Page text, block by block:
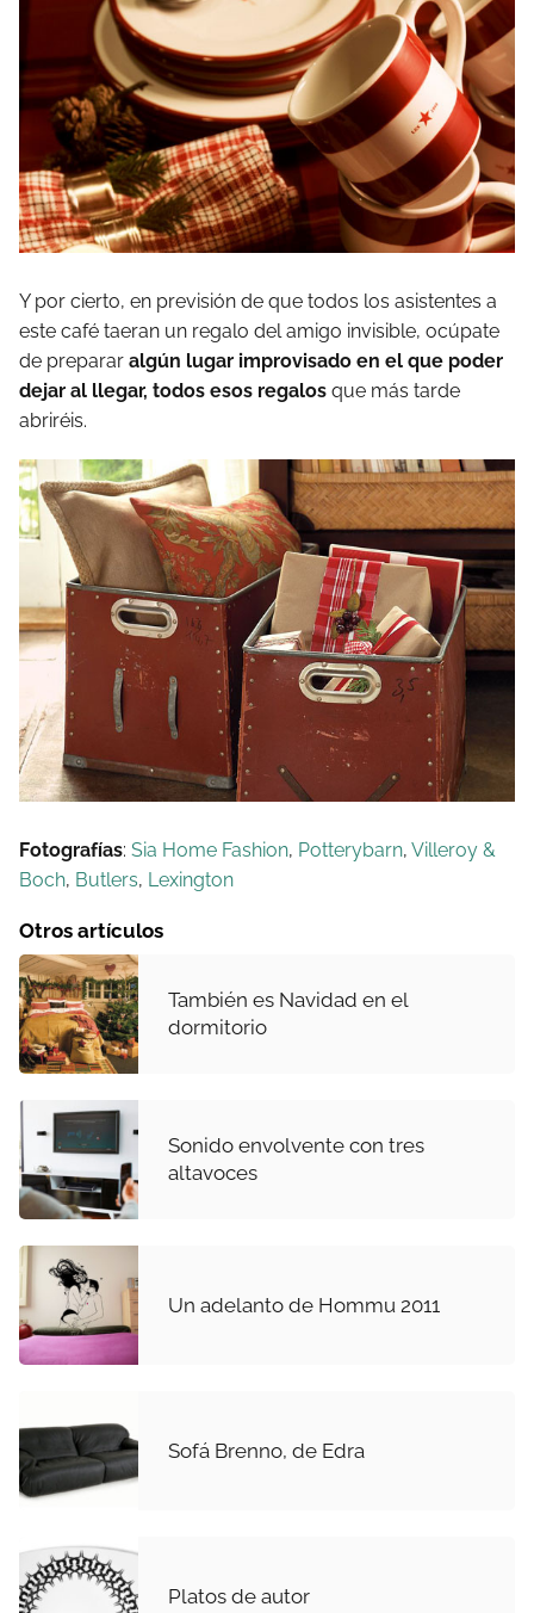
Y por cierto, en previsión de que todos los asistentes a
este café taeran un regalo del amigo invisible, ocúpate
de preparar algún lugar improvisado en el que poder
dejar al llegar, todos esos regalos que más tarde
abriréis.
Fotografías: Sia Home Fashion, Potterybarn, Villeroy &
Boch, Butlers, Lexington
Otros artículos
También es Navidad en el
dormitorio
Sonido envolvente con tres
altavoces
Un adelanto de Hommu 2011
Sofá Brenno, de Edra
Platos de autor